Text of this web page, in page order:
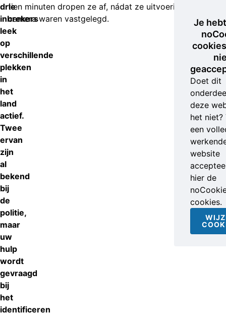
drie
inbrekers
leek
op
verschillende
plekken
in
het
land
actief.
Twee
ervan
zijn
al
bekend
bij
de
politie,
maar
uw
hulp
wordt
gevraagd
bij
het
identificeren
tien minuten dropen ze af, nádat ze uitvoerig door een
camera waren vastgelegd.
Je
Doet dit
deze
het niet?
een
website
hier de
cookies.